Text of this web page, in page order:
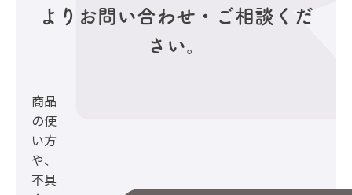
より お問い合わせ・ご相談くだ
さい。
商品
の使
い方
や、
不具